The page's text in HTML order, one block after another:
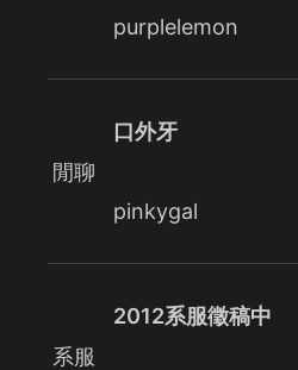
purplelemon
閒聊
口外牙
pinkygal
系服
2012系服徵稿中